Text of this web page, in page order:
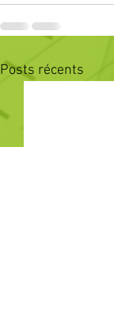
Posts récents